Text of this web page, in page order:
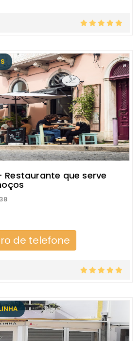
que serve
de telefone